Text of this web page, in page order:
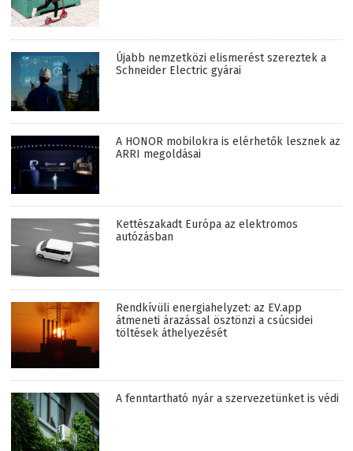
Újabb nemzetközi elismerést szereztek a
Schneider Electric gyárai
A HONOR mobilokra is elérhetők lesznek az
ARRI megoldásai
Kettészakadt Európa az elektromos
autózásban
Rendkívüli energiahelyzet: az EV.app
átmeneti árazással ösztönzi a csúcsidei
töltések áthelyezését
A fenntartható nyár a szervezetünket is védi